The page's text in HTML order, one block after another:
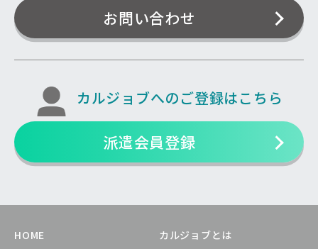
お問い合わせ
カルジョブへのご登録はこちら
派遣会員登録
HOME
カルジョブとは